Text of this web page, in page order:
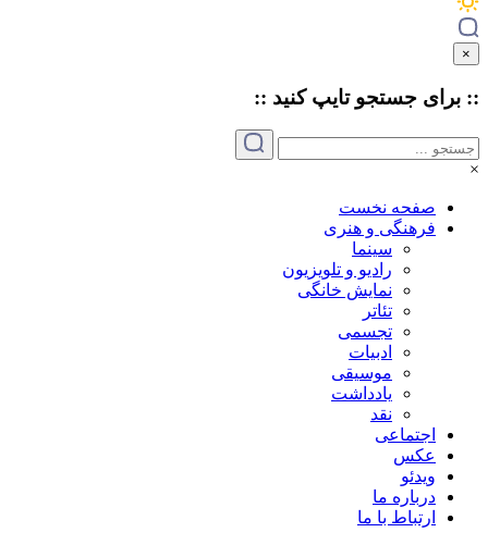
×
:: برای جستجو تایپکنید ::
×
صفحه نخست
فرهنگی و هنری
سینما
رادیو و تلویزیون
نمایش خانگی
تئاتر
تجسمی
ادبیات
موسیقی
یادداشت
نقد
اجتماعی
عکس
ویدئو
درباره ما
ارتباط با ما